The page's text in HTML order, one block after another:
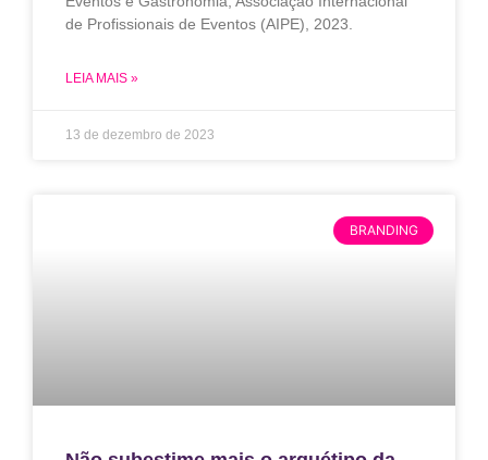
de Profissionais de Eventos (AIPE), 2023.
LEIA MAIS »
13 de dezembro de 2023
BRANDING